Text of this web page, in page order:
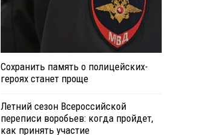
Сохранить память о полицейских-
героях станет проще
Летний сезон Всероссийской
переписи воробьев: когда пройдет,
как принять участие